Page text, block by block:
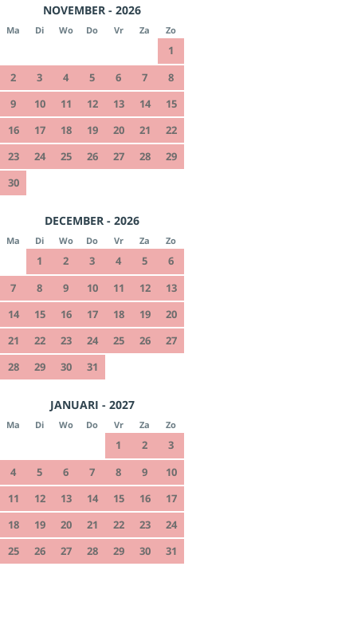
NOVEMBER - 2026
Ma Di Wo Do Vr Za Zo
1
2
3 4 5 6 7
8
9
10 11 12 13 14
15
16
17 18 19 20 21
22
23
24 25 26 27 28
29
30
DECEMBER - 2026
Ma Di Wo Do Vr Za Zo
1 2 3 4 5
6
7
8 9 10 11 12
13
14
15 16 17 18 19
20
21
22 23 24 25 26
27
28
29 30 31
JANUARI - 2027
Ma Di Wo Do Vr Za Zo
1 2
3
4
5 6 7 8 9
10
11
12 13 14 15 16
17
18
19 20 21 22 23
24
25
26 27 28 29 30 31